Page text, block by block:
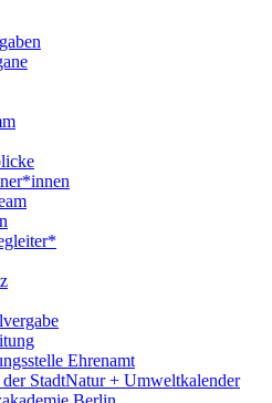
Ehrenamt
StadtNatur + Umweltkalender